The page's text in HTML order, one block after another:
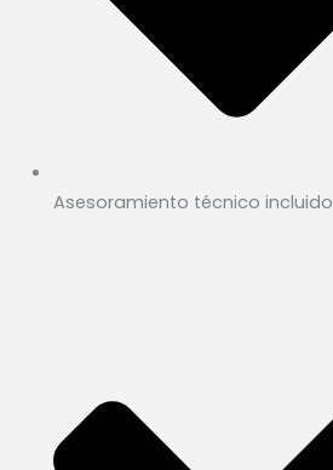
Asesoramiento técnico incluido